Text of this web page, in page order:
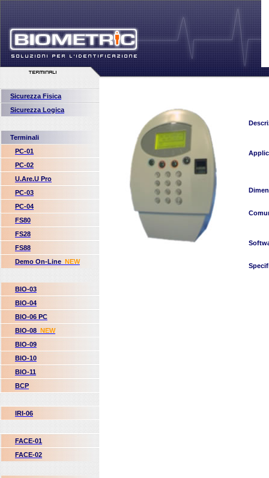
Sicurezza Fisica
Sicurezza Logica
Terminali
PC-01
PC-02
U.Are.U Pro
PC-03
PC-04
FS80
FS28
FS88
Demo On-LineNEW
BIO-03
BIO-04
BIO-06 PC
BIO-08NEW
BIO-09
BIO-10
BIO-11
BCP
IRI-06
FACE-01
FACE-02